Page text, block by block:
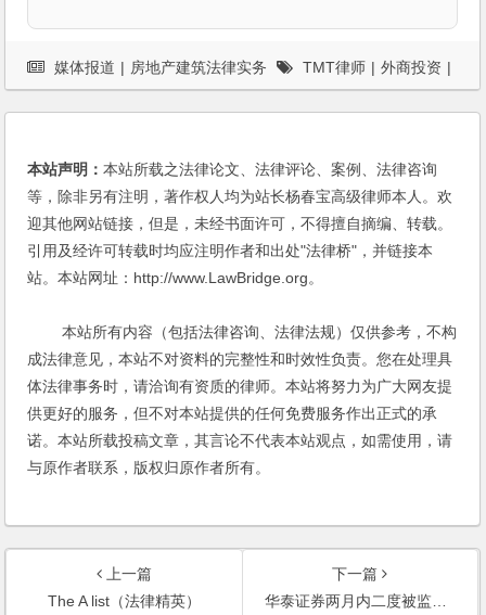
媒体报道 | 房地产建筑法律实务 TMT律师 | 外商投资 |
本站声明：本站所载之法律论文、法律评论、案例、法律咨询
等，除非另有注明，著作权人均为站长杨春宝高级律师本人。欢
迎其他网站链接，但是，未经书面许可，不得擅自摘编、转载。
引用及经许可转载时均应注明作者和出处"法律桥"，并链接本
站。本站网址：http://www.LawBridge.org。
本站所有内容（包括法律咨询、法律法规）仅供参考，不构
成法律意见，本站不对资料的完整性和时效性负责。您在处理具
体法律事务时，请洽询有资质的律师。本站将努力为广大网友提
供更好的服务，但不对本站提供的任何免费服务作出正式的承
诺。本站所载投稿文章，其言论不代表本站观点，如需使用，请
与原作者联系，版权归原作者所有。
上一篇
The A list（法律精英）
下一篇
华泰证券两月内二度被监管层审查